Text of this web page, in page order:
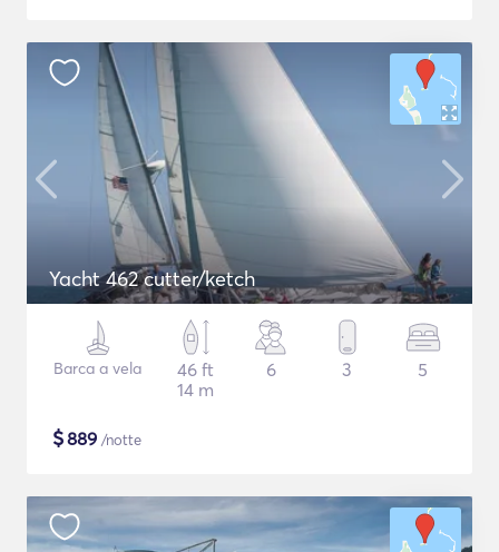
Yacht 462 cutter/ketch
Barca a vela
46 ft
14 m
6 3 5
$889 /notte